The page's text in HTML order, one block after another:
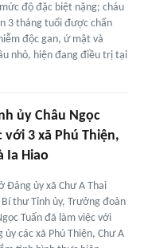
độ đặc biệt nặng; cháu
3 tháng tuổi được chẩn
độc gan, ứ mật và
nhỏ, hiện đang điều trị tại
ủy Châu Ngọc
với 3 xã Phú Thiện,
Ia Hiao
Đảng ủy xã Chư A Thai
thư Tỉnh ủy, Trưởng đoàn
Tuấn đã làm việc với
các xã Phú Thiện, Chư A